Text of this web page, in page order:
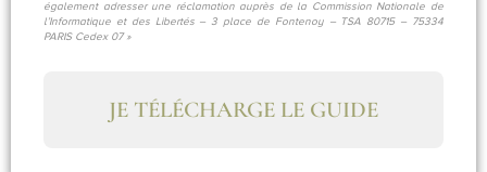
également adresser une réclamation auprès de la Commission Nationale de
l’Informatique et des Libertés – 3 place de Fontenoy – TSA 80715 – 75334
PARIS Cedex 07 »
JE TÉLÉCHARGE LE GUIDE